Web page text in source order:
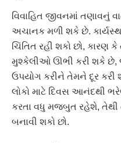
વિવાહિત જીવનમાં તણાવનું
અચાનક મળી શકે છે.
ચિંતિત રહી શકો છો, કારણ
મુશ્કેલીઓ ઊભી કરી શકે છે,
ઉપયોગ કરીને તેમને દૂર કરી
લોકો માટે દિવસ આનંદથી
કરતા વધુ મજબુત રહેશે, તેથી
બનાવી શકો છો.